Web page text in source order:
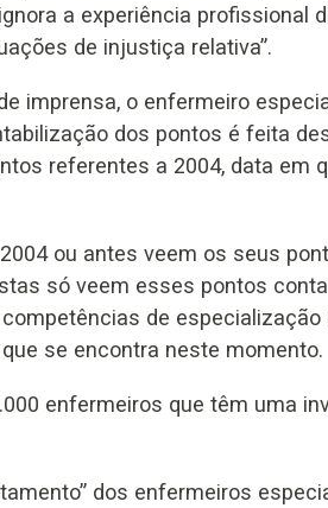
a experiência profissional
de injustiça relativa”.
imprensa, o enfermeiro
dos pontos é feita
referentes a 2004, data em
ou antes veem os seus
só veem esses pontos
de especialização
se encontra neste momento.
enfermeiros que têm uma
dos enfermeiros